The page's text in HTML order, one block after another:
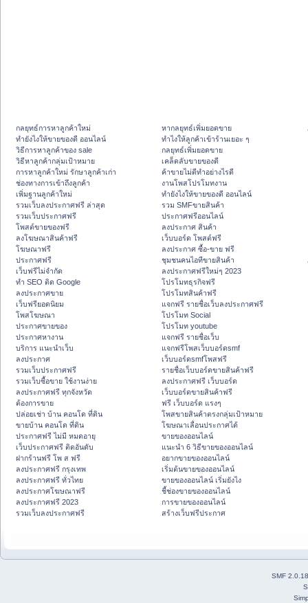
กลยุทธ์การหาลูกค้าใหม่
ทํายังไงให้ขายของดี ออนไลน์
วิธีการหาลูกค้าของ sale
วิธีหาลูกค้ากลุ่มเป้าหมาย
การหาลูกค้าใหม่ รักษาลูกค้าเก่า
ช่องทางการเข้าถึงลูกค้า
เพิ่มฐานลูกค้าใหม่
รวมเว็บลงประกาศฟรี ล่าสุด
รวมเว็บประกาศฟรี
โพสต์ขายของฟรี
ลงโฆษณาสินค้าฟรี
โฆษณาฟรี
ประกาศฟรี
เว็บฟรีไม่จำกัด
ทำ SEO ติด Google
ลงประกาศขาย
เว็บฟรียอดนิยม
โพสโฆษณา
ประกาศขายของ
ประกาศหางาน
บริการ แนะนำเว็บ
ลงประกาศ
รวมเว็บประกาศฟรี
รวมเว็บซื้อขาย ใช้งานง่าย
ลงประกาศฟรี ทุกจังหวัด
ต้องการขาย
ปล่อยเช่า บ้าน คอนโด ที่ดิน
ขายบ้าน คอนโด ที่ดิน
ประกาศฟรี ไม่มี หมดอายุ
เว็บประกาศฟรี ติดอันดับ
ฝากร้านฟรี โพ ส ฟรี
ลงประกาศฟรี กรุงเทพ
ลงประกาศฟรี ทั่วไทย
ลงประกาศโฆษณาฟรี
ลงประกาศฟรี 2023
รวมเว็บลงประกาศฟรี
หากลยุทธ์เพิ่มยอดขาย
ทําไงให้ลูกค้าเข้าร้านเยอะ ๆ
กลยุทธ์เพิ่มยอดขาย
เคล็ดลับขายของดี
ค้าขายไม่ดีทำอย่างไรดี
งานโพสโปรโมทงาน
ทํายังไงให้ขายของดี ออนไลน์
รวม SMFขายสินค้า
ประกาศฟรีออนไลน์
ลงประกาศ สินค้า
เว็บบอร์ด โพสต์ฟรี
ลงประกาศ ซื้อ-ขาย ฟรี
ชุมชนคนไอทีขายสินค้า
ลงประกาศฟรีใหม่ๆ 2023
โปรโมทธุรกิจฟรี
โปรโมทสินค้าฟรี
แจกฟรี รายชื่อเว็บลงประกาศฟรี
โปรโมท Social
โปรโมท youtube
แจกฟรี รายชื่อเว็บ
แจกฟรีโพสเว็บบอร์ดsmf
เว็บบอร์ดsmfโพสฟรี
รายชื่อเว็บบอร์ดขายสินค้าฟรี
ลงประกาศฟรี เว็บบอร์ด
เว็บบอร์ดขายสินค้าฟรี
ฟรี เว็บบอร์ด แรงๆ
โพสขายสินค้าตรงกลุ่มเป้าหมาย
โฆษณาเลื่อนประกาศได้
ขายของออนไลน์
แนะนำ 6 วิธีขายของออนไลน์
อยากขายของออนไลน์
เริ่มต้นขายของออนไลน์
ขายของออนไลน์ เริ่มยังไง
ชี้ช่องขายของออนไลน์
การขายของออนไลน์
สร้างเว็บฟรีประกาศ
SMF 2.0.18